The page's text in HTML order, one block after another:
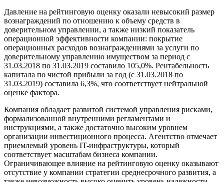
Давление на рейтинговую оценку оказали невысокий размер
вознаграждений по отношению к объему средств в
доверительном управлении, а также низкий показатель
операционной эффективности компании: покрытие
операционных расходов вознаграждениями за услуги по
доверительному управлению имуществом за период с
31.03.2018 по 31.03.2019 составило 105,0%. Рентабельность
капитала по чистой прибыли за год (с 31.03.2018 по
31.03.2019) составила 6,3%, что соответствует нейтральной
оценке фактора.
Компания обладает развитой системой управления рисками,
формализованной внутренними регламентами и
инструкциями, а также достаточно высоким уровнем
организации инвестиционного процесса. Агентство отмечает
приемлемый уровень IT-инфраструктуры, который
соответствует масштабам бизнеса компании.
Ограничивающее влияние на рейтинговую оценку оказывают
отсутствие у компании стратегии среднесрочного развития, а